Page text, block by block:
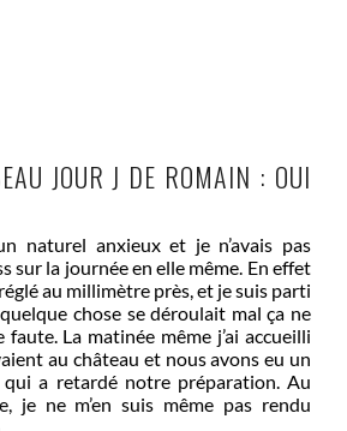
JOUR J DE ROMAIN : OUI
naturel anxieux et je n’avais pas
sur la journée en elle même. En effet
au millimètre près, et je suis parti
chose se déroulait mal ça ne
La matinée même j’ai accueilli
au château et nous avons eu un
a retardé notre préparation. Au
je ne m’en suis même pas rendu